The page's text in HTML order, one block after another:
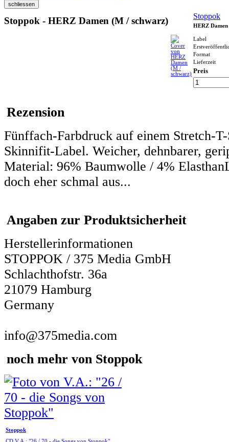
Stoppok - HERZ Damen (M / schwarz) Stoppok
HERZ
Label
Format
Lieferzeit
Preis
Rezension
Fünffach-Farbdruck auf einem Stretch-
Skinnifit-Label. Weicher, dehnbarer,
Material: 96% Baumwolle / 4%
doch eher schmal aus...
Angaben zur Produktsicherheit
Herstellerinformationen
STOPPOK / 375 Media GmbH
Schlachthofstr. 36a
21079 Hamburg
Germany
info@375media.com
noch mehr von Stoppok
Stoppok